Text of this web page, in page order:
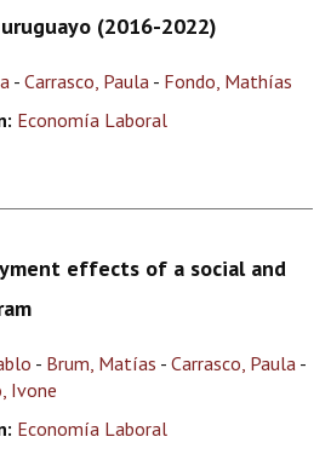
(2016-2022)
- Carrasco, Paula - Fondo, Mathías
Economía Laboral
effects of a social and
- Brum, Matías - Carrasco, Paula -
Ivone
Economía Laboral